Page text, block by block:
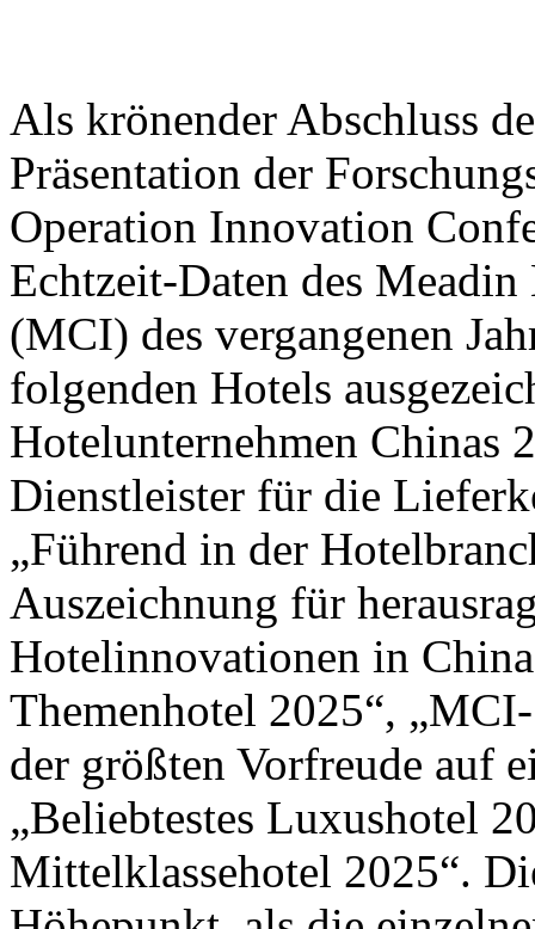
Als krönender Abschluss
Präsentation der
Operation Innovation
Echtzeit-Daten des
(MCI) des vergangenen
folgenden Hotels
Hotelunternehmen Chinas
Dienstleister für die
„Führend in der
Auszeichnung für
Hotelinnovationen in
Themenhotel 2025“,
der größten Vorfreude auf
„Beliebtestes Luxushotel
Mittelklassehotel 2025“.